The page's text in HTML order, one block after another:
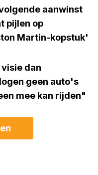
aanwinst
pijlen op
Martin-kopstuk'
dan
geen auto's
mee kan rijden"